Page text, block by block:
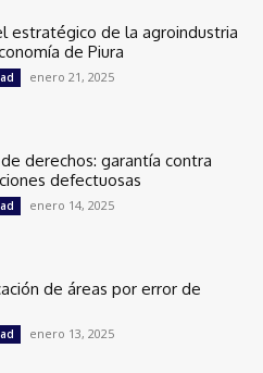
estratégico de la agroindustria
de Piura
enero 21, 2025
derechos: garantía contra
defectuosas
enero 14, 2025
de áreas por error de
enero 13, 2025